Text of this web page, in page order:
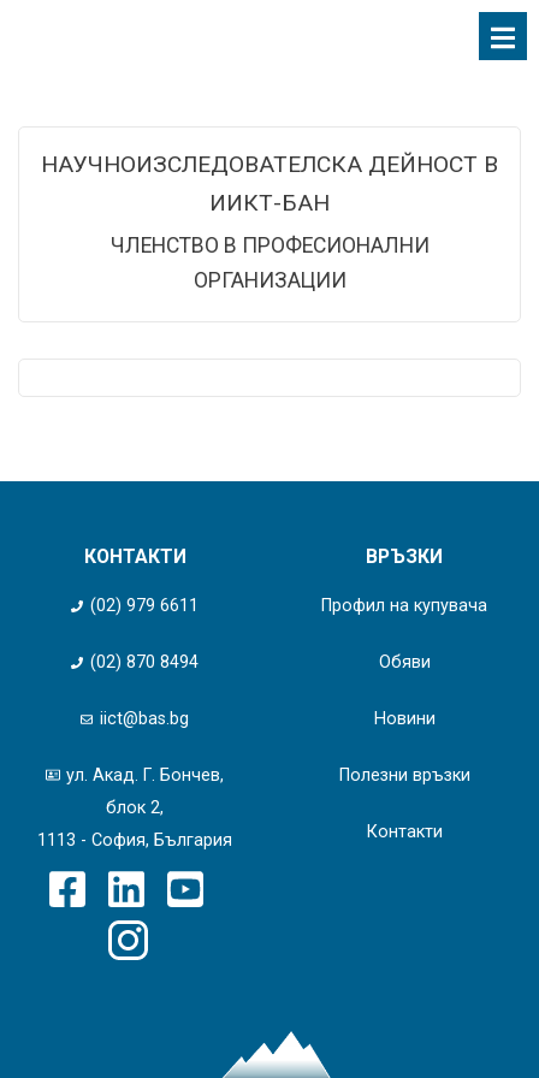
НАУЧНОИЗСЛЕДОВАТЕЛСКА ДЕЙНОСТ В
ИИКТ-БАН
ЧЛЕНСТВО В ПРОФЕСИОНАЛНИ
ОРГАНИЗАЦИИ
КОНТАКТИ
(02) 979 6611
(02) 870 8494
iict@bas.bg
ул. Акад. Г. Бончев,
блок 2,
1113 - София, България
ВРЪЗКИ
Профил на купувача
Обяви
Новини
Полезни връзки
Контакти